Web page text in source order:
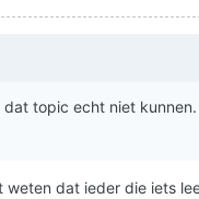
topic echt niet
dat ieder die iets